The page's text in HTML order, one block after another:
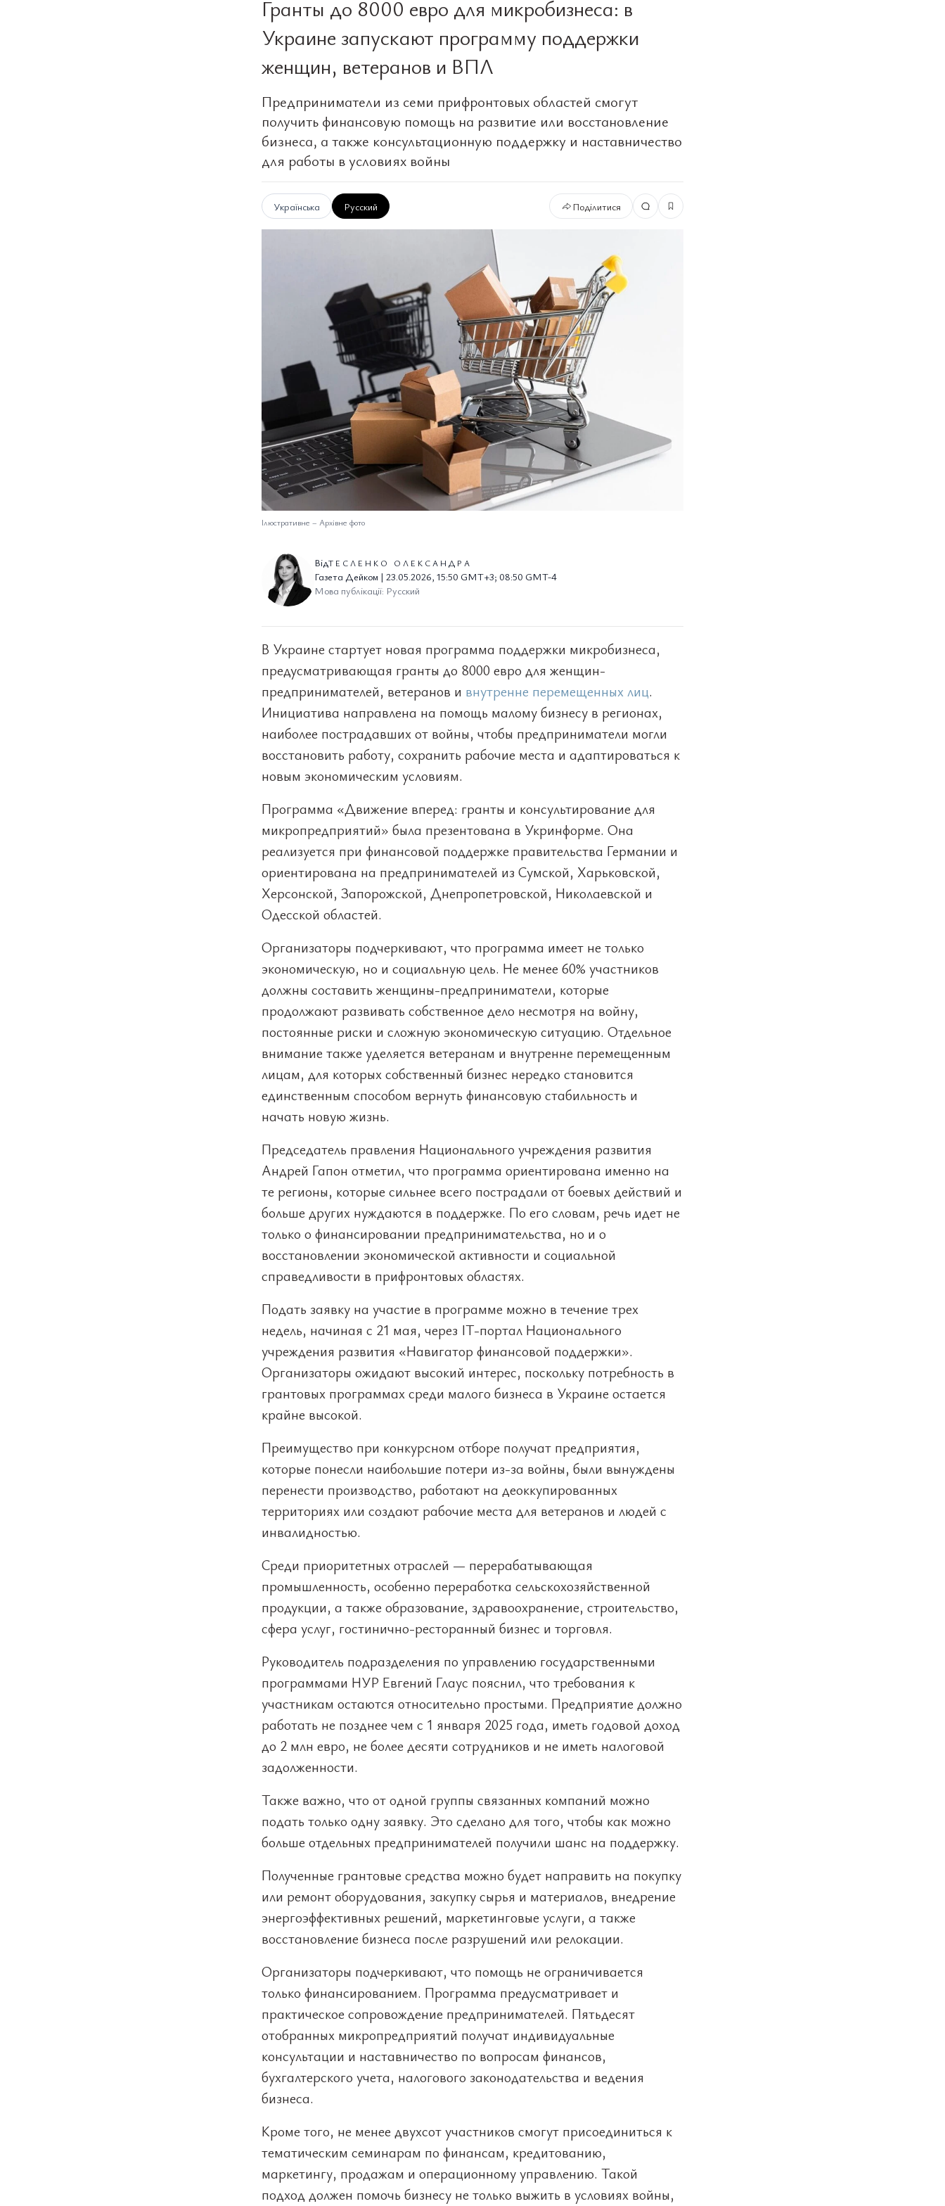
Гранты до 8000 евро для микробизнеса: в
Украине запускают программу поддержки
женщин, ветеранов и ВПЛ
Предприниматели из семи прифронтовых областей смогут
получить финансовую помощь на развитие или восстановление
бизнеса, а также консультационную поддержку и наставничество
для работы в условиях войны
Українська Русский Поділитися
Ілюстративне – Архівне фото
ВідТЕСЛЕНКО ОЛЕКСАНДРА
Газета Дейком | 23.05.2026, 15:50 GMT+3; 08:50 GMT-4
Мова публікації: Русский
В Украине стартует новая программа поддержки микробизнеса,
предусматривающая гранты до 8000 евро для женщин-
предпринимателей, ветеранов и внутренне перемещенных лиц.
Инициатива направлена на помощь малому бизнесу в регионах,
наиболее пострадавших от войны, чтобы предприниматели могли
восстановить работу, сохранить рабочие места и адаптироваться к
новым экономическим условиям.
Программа «Движение вперед: гранты и консультирование для
микропредприятий» была презентована в Укринформе. Она
реализуется при финансовой поддержке правительства Германии и
ориентирована на предпринимателей из Сумской, Харьковской,
Херсонской, Запорожской, Днепропетровской, Николаевской и
Одесской областей.
Организаторы подчеркивают, что программа имеет не только
экономическую, но и социальную цель. Не менее 60% участников
должны составить женщины-предприниматели, которые
продолжают развивать собственное дело несмотря на войну,
постоянные риски и сложную экономическую ситуацию. Отдельное
внимание также уделяется ветеранам и внутренне перемещенным
лицам, для которых собственный бизнес нередко становится
единственным способом вернуть финансовую стабильность и
начать новую жизнь.
Председатель правления Национального учреждения развития
Андрей Гапон отметил, что программа ориентирована именно на
те регионы, которые сильнее всего пострадали от боевых действий и
больше других нуждаются в поддержке. По его словам, речь идет не
только о финансировании предпринимательства, но и о
восстановлении экономической активности и социальной
справедливости в прифронтовых областях.
Подать заявку на участие в программе можно в течение трех
недель, начиная с 21 мая, через IT-портал Национального
учреждения развития «Навигатор финансовой поддержки».
Организаторы ожидают высокий интерес, поскольку потребность в
грантовых программах среди малого бизнеса в Украине остается
крайне высокой.
Преимущество при конкурсном отборе получат предприятия,
которые понесли наибольшие потери из-за войны, были вынуждены
перенести производство, работают на деоккупированных
территориях или создают рабочие места для ветеранов и людей с
инвалидностью.
Среди приоритетных отраслей — перерабатывающая
промышленность, особенно переработка сельскохозяйственной
продукции, а также образование, здравоохранение, строительство,
сфера услуг, гостинично-ресторанный бизнес и торговля.
Руководитель подразделения по управлению государственными
программами НУР Евгений Глаус пояснил, что требования к
участникам остаются относительно простыми. Предприятие должно
работать не позднее чем с 1 января 2025 года, иметь годовой доход
до 2 млн евро, не более десяти сотрудников и не иметь налоговой
задолженности.
Также важно, что от одной группы связанных компаний можно
подать только одну заявку. Это сделано для того, чтобы как можно
больше отдельных предпринимателей получили шанс на поддержку.
Полученные грантовые средства можно будет направить на покупку
или ремонт оборудования, закупку сырья и материалов, внедрение
энергоэффективных решений, маркетинговые услуги, а также
восстановление бизнеса после разрушений или релокации.
Организаторы подчеркивают, что помощь не ограничивается
только финансированием. Программа предусматривает и
практическое сопровождение предпринимателей. Пятьдесят
отобранных микропредприятий получат индивидуальные
консультации и наставничество по вопросам финансов,
бухгалтерского учета, налогового законодательства и ведения
бизнеса.
Кроме того, не менее двухсот участников смогут присоединиться к
тематическим семинарам по финансам, кредитованию,
маркетингу, продажам и операционному управлению. Такой
подход должен помочь бизнесу не только выжить в условиях войны,